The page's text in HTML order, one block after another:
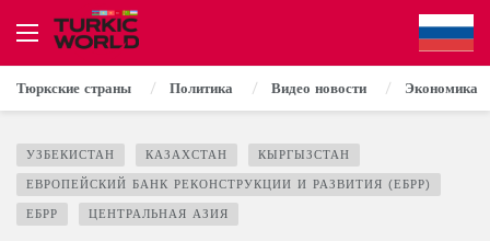
Тюркские страны Политика Видео новости Экономика
УЗБЕКИСТАН КАЗАХСТАН КЫРГЫЗСТАН
ЕВРОПЕЙСКИЙ БАНК РЕКОНСТРУКЦИИ И РАЗВИТИЯ (ЕБРР)
ЕБРР ЦЕНТРАЛЬНАЯ АЗИЯ